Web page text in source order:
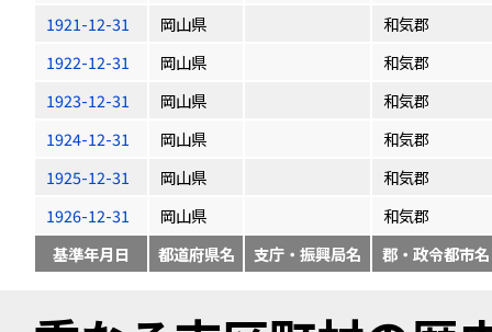
1921-12-31
岡山県
和気郡
1922-12-31
岡山県
和気郡
1923-12-31
岡山県
和気郡
1924-12-31
岡山県
和気郡
1925-12-31
岡山県
和気郡
1926-12-31
岡山県
和気郡
基準年月日
都道府県名 支庁・振興局名 郡・政令都市名